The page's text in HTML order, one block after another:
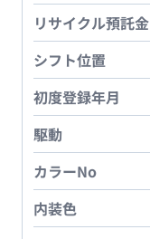
リサイクル預託金
シフト位置
初度登録年月
駆動
カラーNo
内装色